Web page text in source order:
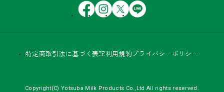
FacebookInstagram
X LINE
特定商取引法に基づく表記利用規約 プライバシーポリシー
Copyright(C) Yotsuba Milk Products Co.,Ltd All rights reserved.